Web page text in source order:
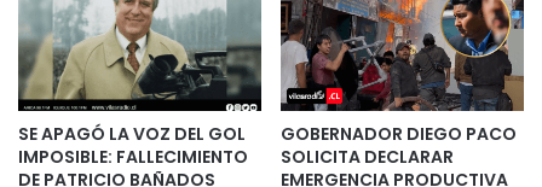
SE APAGÓ LA VOZ DEL GOL
IMPOSIBLE: FALLECIMIENTO
DE PATRICIO BAÑADOS
GOBERNADOR DIEGO PACO
SOLICITA DECLARAR
EMERGENCIA PRODUCTIVA